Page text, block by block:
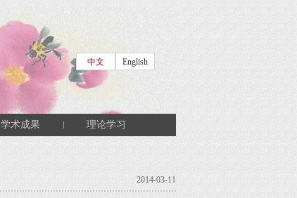
English
中文
学术成果 理论学习
2014-03-11